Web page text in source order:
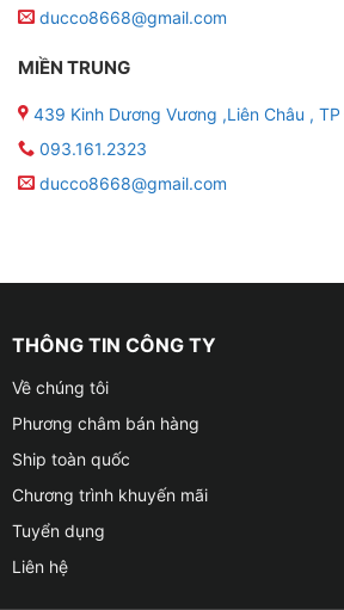
ducco8668@gmail.com
MIỀN TRUNG
439 Kinh Dương Vương ,Liên Châu ,
093.161.2323
ducco8668@gmail.com
THÔNG TIN CÔNG TY
Về chúng tôi
Phương châm bán hàng
Ship toàn quốc
Chương trình khuyến mãi
Tuyển dụng
Liên hệ